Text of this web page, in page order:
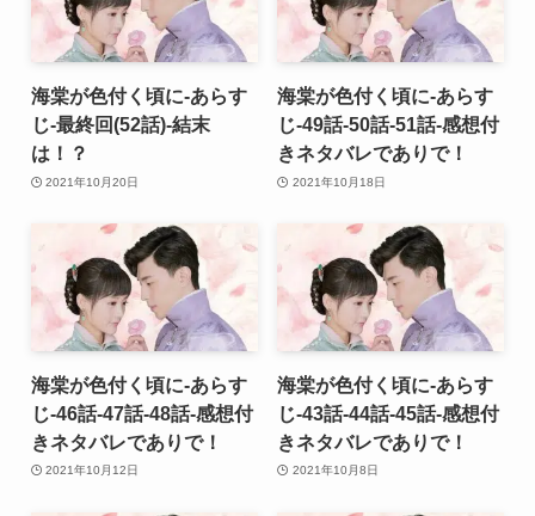
海棠が色付く頃に-あらす
じ-最終回(52話)-結末
は！？
2021年10月20日
海棠が色付く頃に-あらす
じ-49話-50話-51話-感想付
きネタバレでありで！
2021年10月18日
海棠が色付く頃に-あらす
じ-46話-47話-48話-感想付
きネタバレでありで！
2021年10月12日
海棠が色付く頃に-あらす
じ-43話-44話-45話-感想付
きネタバレでありで！
2021年10月8日